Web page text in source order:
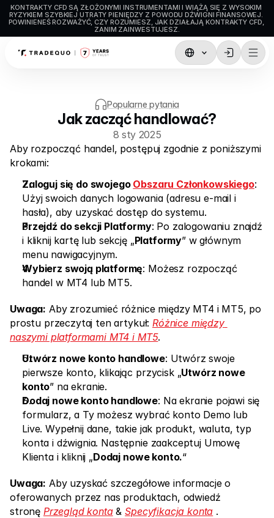
KONTRAKTY CFD SĄ ZŁOŻONYMI INSTRUMENTAMI I WIĄŻĄ SIĘ Z WYSOKIM
RYZYKIEM SZYBKIEJ UTRATY PIENIĘDZY Z POWODU DŹWIGNI FINANSOWEJ.
POWINIENEŚ ROZWAŻYĆ, CZY ROZUMIESZ, JAK DZIAŁAJĄ KONTRAKTY CFD,
ZANIM ZAINWESTUJESZ.
MetaTrader5
MetaTrader4
Social Trading
Wpłaty i Wypłaty
Typy Kont
Specyfikacje Konta
Rynki
Metale
Akcje
Energie
Firma
Program partnerski (IB)
FAQ
O Nas
Popularne pytania
Jak zacząć handlować?
8 sty 2025
Aby rozpocząć handel, postępuj zgodnie z poniższymi
krokami:
Zaloguj się do swojego Obszaru Członkowskiego:
Użyj swoich danych logowania (adresu e-mail i
hasła), aby uzyskać dostęp do systemu.
Przejdź do sekcji Platformy: Po zalogowaniu znajdź
i kliknij kartę lub sekcję „Platformy” w głównym
menu nawigacyjnym.
Wybierz swoją platformę: Możesz rozpocząć
handel w MT4 lub MT5.
Uwaga: Aby zrozumieć różnice między MT4 i MT5, po
prostu przeczytaj ten artykuł: Różnice między
naszymi platformami MT4 i MT5.
Utwórz nowe konto handlowe: Utwórz swoje
pierwsze konto, klikając przycisk „Utwórz nowe
konto” na ekranie.
Dodaj nowe konto handlowe: Na ekranie pojawi się
formularz, a Ty możesz wybrać konto Demo lub
Live. Wypełnij dane, takie jak produkt, waluta, typ
konta i dźwignia. Następnie zaakceptuj Umowę
Klienta i kliknij „Dodaj nowe konto.“
Uwaga: Aby uzyskać szczegółowe informacje o
oferowanych przez nas produktach, odwiedź
stronę Przegląd konta & Specyfikacja konta .